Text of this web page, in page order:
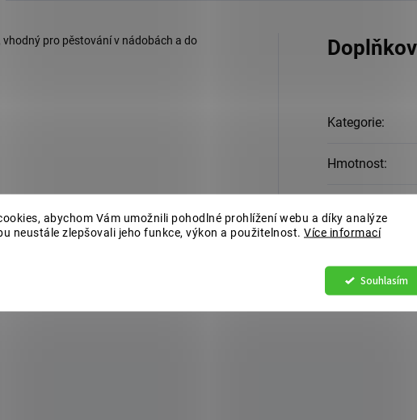
abychom Vám umožnili pohodlné prohlížení webu a díky analýze
neustále zlepšovali jeho funkce, výkon a použitelnost. Více informací
Souhlasím
vhodný pro pěstování v nádobách a do
Kategorie:
Hmotnost: